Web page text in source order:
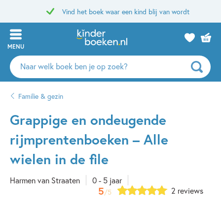
Vind het boek waar een kind blij van wordt
MENU
Zoeken
naar
auteurs
uitgevers
Familie & gezin
Grappige en ondeugende
rijmprentenboeken – Alle
wielen in de file
Harmen van Straaten 0 - 5 jaar
5/5 2 reviews